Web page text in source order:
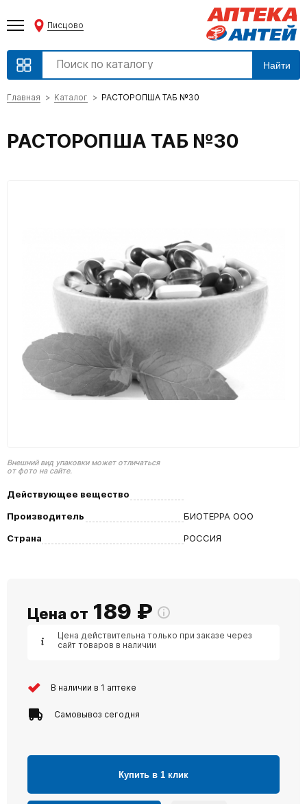
Писцово
Найти
Главная Каталог РАСТОРОПША ТАБ №30
РАСТОРОПША ТАБ №30
Внешний вид упаковки может отличаться
от фото на сайте.
Действующее вещество
Производитель
БИОТЕРРА ООО
Страна
РОССИЯ
Цена от 189 ₽
Цена действительна только при заказе через
сайт товаров в наличии
В наличии в 1 аптеке
Самовывоз сегодня
Купить в 1 клик